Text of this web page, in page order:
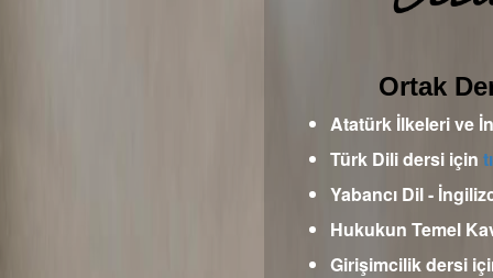
Ortak
Atatürk İlkeleri ve
Türk Dili dersi için
Yabancı Dil -
Hukukun Temel
Girişimcilik dersi